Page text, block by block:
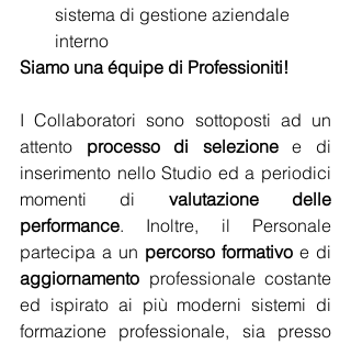
sistema di gestione aziendale
interno
Siamo una équipe di Professioniti!
I Collaboratori sono sottoposti ad un
attento processo di selezione e di
inserimento nello Studio ed a periodici
momenti di valutazione delle
performance. Inoltre, il Personale
partecipa a un percorso formativo
aggiornamento professionale costante
ed ispirato ai più moderni sistemi di
formazione professionale, sia presso